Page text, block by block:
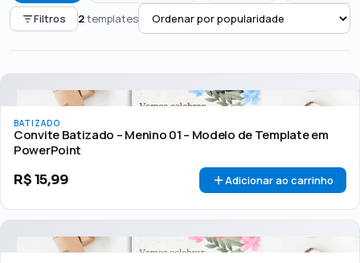
Filtros 2templates
Todos Até R$50 R$50 – R$100 Acima de R$100
OFERTA 🏷 Em promoção
BATIZADO
Convite Batizado – Menino 01 – Modelo de Template em
PowerPoint
R$15,99 Adicionar ao carrinho